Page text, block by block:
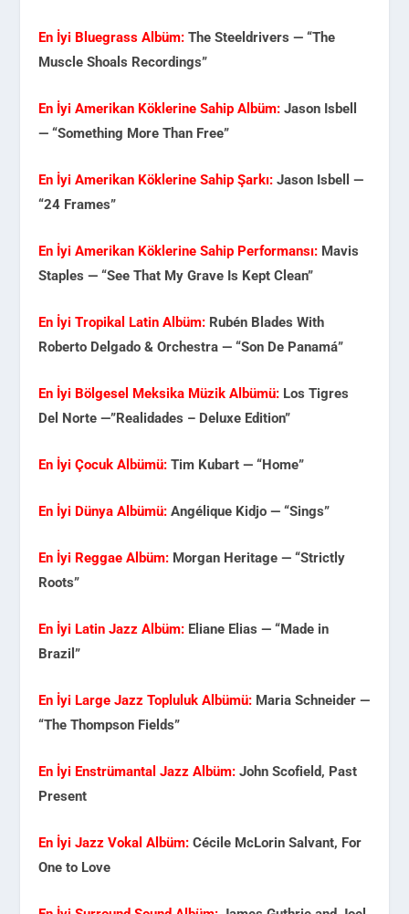
En İyi Bluegrass Albüm: The Steeldrivers — “The
Muscle Shoals Recordings”
En İyi Amerikan Köklerine Sahip Albüm: Jason Isbell
— “Something More Than Free”
En İyi Amerikan Köklerine Sahip Şarkı: Jason Isbell —
“24 Frames”
En İyi Amerikan Köklerine Sahip Performansı: Mavis
Staples — “See That My Grave Is Kept Clean”
En İyi Tropikal Latin Albüm: Rubén Blades With
Roberto Delgado & Orchestra — “Son De Panamá”
En İyi Bölgesel Meksika Müzik Albümü: Los Tigres
Del Norte —”Realidades – Deluxe Edition”
En İyi Çocuk Albümü: Tim Kubart — “Home”
En İyi Dünya Albümü: Angélique Kidjo — “Sings”
En İyi Reggae Albüm: Morgan Heritage — “Strictly
Roots”
En İyi Latin Jazz Albüm: Eliane Elias — “Made in
Brazil”
En İyi Large Jazz Topluluk Albümü: Maria Schneider —
“The Thompson Fields”
En İyi Enstrümantal Jazz Albüm: John Scofield, Past
Present
En İyi Jazz Vokal Albüm: Cécile McLorin Salvant, For
One to Love